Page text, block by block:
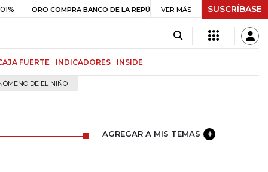
COMPRA BANCO DE LA REPÚBLICA $ 399.745,16 +$ 2.295,71 +0,58%
VER MÁS SUSCRÍBASE
FUERTE INDICADORES INSIDE
DE EL NIÑO
AGREGAR A MIS TEMAS